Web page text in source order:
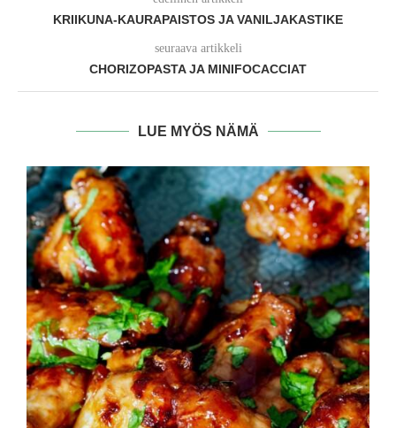
KRIIKUNA-KAURAPAISTOS JA VANILJAKASTIKE
seuraava artikkeli
CHORIZOPASTA JA MINIFOCACCIAT
LUE MYÖS NÄMÄ